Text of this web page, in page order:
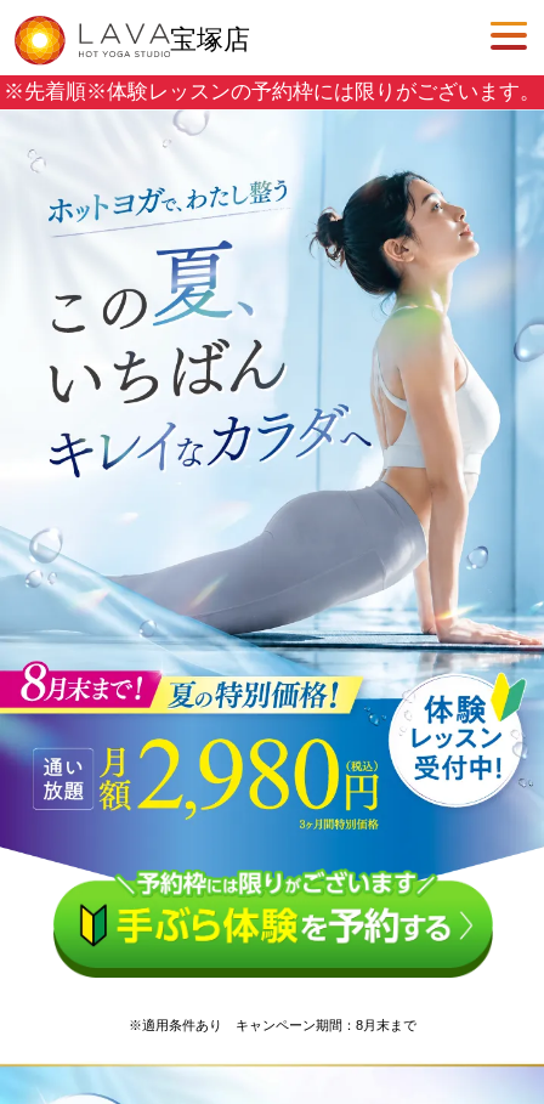
宝塚店
※先着順※体験レッスンの予約枠には限りがございます。
※適用条件あり キャンペーン期間：8月末まで